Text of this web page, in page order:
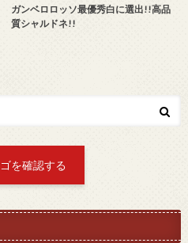
ガンベロロッソ最優秀白に選出!!高品
質シャルドネ!!
を確認する